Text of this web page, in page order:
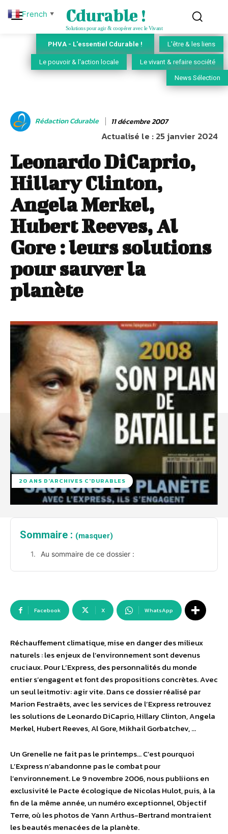
Cdurable !
Solutions pour agir & coopérer avec le Vivant
PHVA - L'essentiel Cdurable ! L'être & les liens
Le pouvoir & l'action locale Le vivant & refaire société
News Sélection
Rédaction Cdurable 11 décembre 2007
Actualisé le :25 janvier 2024
Leonardo DiCaprio,
Hillary Clinton,
Angela Merkel,
Hubert Reeves, Al
Gore : leurs solutions
pour sauver la
planète
20 ANS D'ARCHIVES C'DURABLES
Sommaire : (masquer)
Au sommaire de ce dossier :
Facebook X WhatsApp
Réchauffement climatique, mise en danger des milieux
naturels : les enjeux de l’environnement sont devenus
cruciaux. Pour L’Express, des personnalités du monde
entier s’engagent et font des propositions concrètes. Avec
un seul leitmotiv: agir vite. Dans ce dossier réalisé par
Marion Festraëts, avec les services de l’Express retrouvez
les solutions de Leonardo DiCaprio, Hillary Clinton, Angela
Merkel, Hubert Reeves, Al Gore, Mikhail Gorbatchev, …
Un Grenelle ne fait pas le printemps… C’est pourquoi
L’Express n’abandonne pas le combat pour
l’environnement. Le 9 novembre 2006, nous publiions en
exclusivité le Pacte écologique de Nicolas Hulot, puis, à la
fin de la même année, un numéro exceptionnel, Objectif
Terre, où les photos de Yann Arthus-Bertrand montraient
les beautés menacées de la planète.
French ▼